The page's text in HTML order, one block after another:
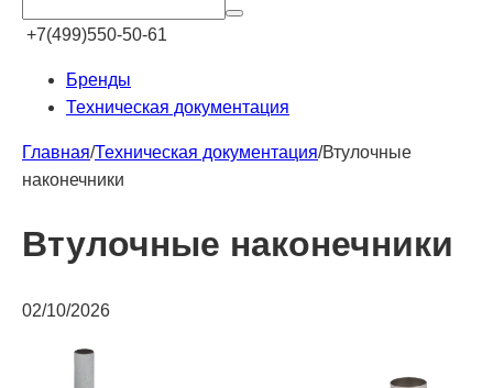
+7(499)550-50-61
Бренды
Техническая документация
Главная/Техническая документация/Втулочные
наконечники
Втулочные наконечники
02/10/2026